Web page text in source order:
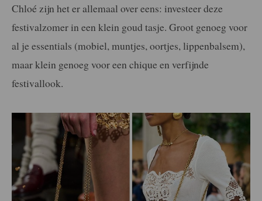
Chloé zijn het er allemaal over eens: investeer deze
festivalzomer in een klein goud tasje. Groot genoeg voor
al je essentials (mobiel, muntjes, oortjes, lippenbalsem),
maar klein genoeg voor een chique en verfijnde
festivallook.